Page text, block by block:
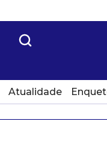
Atualidade